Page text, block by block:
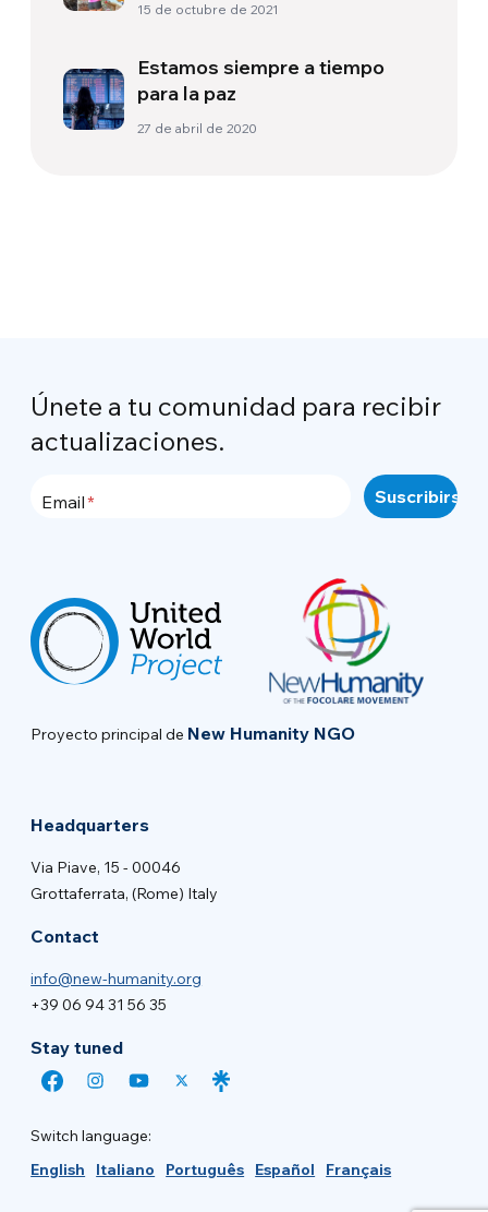
15 de octubre de 2021
Estamos siempre a tiempo
para la paz
27 de abril de 2020
Únete a tu comunidad para recibir
actualizaciones.
Email
Proyecto principal de New Humanity NGO
Headquarters
Via Piave, 15 - 00046
Grottaferrata, (Rome) Italy
Contact
info@new-humanity.org
+39 06 94 31 56 35
Stay tuned
Switch language:
English
Italiano Português Español Français